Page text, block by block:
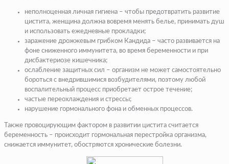
неполноценная личная гигиена – чтобы предотвратить развитие
цистита, женщина должна вовремя менять белье, принимать душ
и использовать ежедневные прокладки;
заражение дрожжевым грибком Кандида – часто развивается на
фоне сниженного иммунитета, во время беременности и при
дисбактериозе кишечника;
ослабление защитных сил – организм не может самостоятельно
бороться с внедрившимися возбудителями, поэтому любой
воспалительный процесс приобретает острое течение;
частые переохлаждения и стрессы;
нарушение гормонального фона и обменных процессов.
Также провоцирующим фактором в развитии цистита считается
беременность – происходит гормональная перестройка организма,
снижается иммунитет, обостряются хронические болезни.